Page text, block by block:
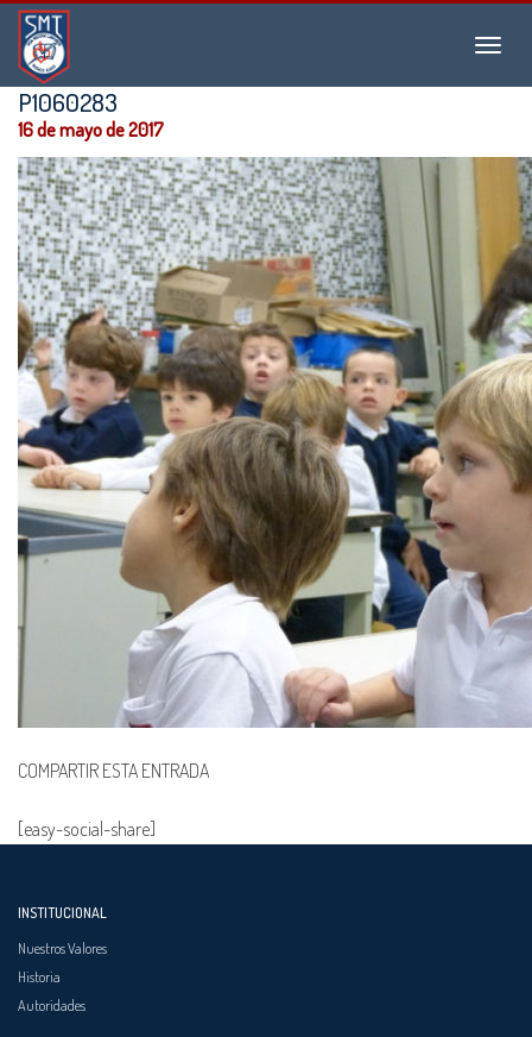
Menu
Instituto
San
Martín
de
Tours
P1060283
16 de mayo de 2017
COMPARTIR ESTA ENTRADA
[easy-social-share]
INSTITUCIONAL
Nuestros Valores
Historia
Autoridades